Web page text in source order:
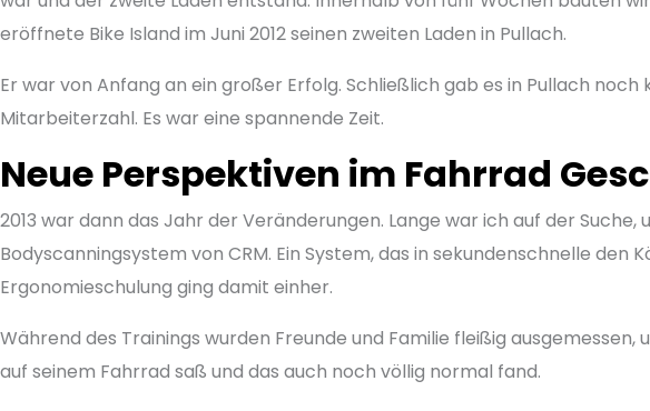
eröffnete Bike Island im Juni 2012 seinen zweiten Laden in Pullach.
Er war von Anfang an ein großer Erfolg. Schließlich gab es in Pullach
Mitarbeiterzahl. Es war eine spannende Zeit.
Neue Perspektiven im Fahrrad
2013 war dann das Jahr der Veränderungen. Lange war ich auf der
Bodyscanningsystem von CRM. Ein System, das in sekundenschnelle
Ergonomieschulung ging damit einher.
Während des Trainings wurden Freunde und Familie fleißig
auf seinem Fahrrad saß und das auch noch völlig normal fand.